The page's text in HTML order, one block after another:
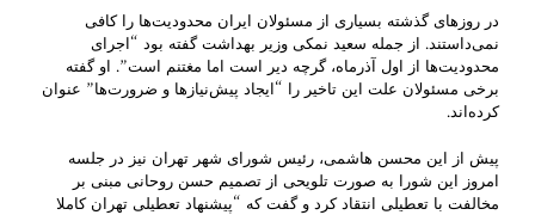
در روزهای گذشته بسیاری از مسئولان ایران محدودیت‌ها را کافی
نمی‌داستند. از جمله سعید نمکی وزیر بهداشت گفته بود “اجرای
محدودیت‌ها از اول آذرماه، گرچه دیر است اما مغتنم است”. او گفته
برخی مسئولان علت این تاخیر را “ایجاد پیش‌نیازها و ضرورت‌ها” عنوان
کرده‌اند.
پیش از این محسن هاشمی، رئیس شورای شهر تهران نیز در جلسه
امروز این شورا به صورت تلویحی از تصمیم حسن روحانی مبنی بر
مخالفت با تعطیلی انتقاد کرد و گفت که “پیشنهاد تعطیلی تهران کاملا